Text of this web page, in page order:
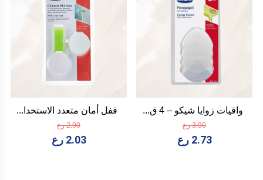
واقيات زوايا شيكو – 4 ق...
3.90 رع
2.73 رع
قفل أمان متعدد الاستخدا...
2.90 رع
2.03 رع